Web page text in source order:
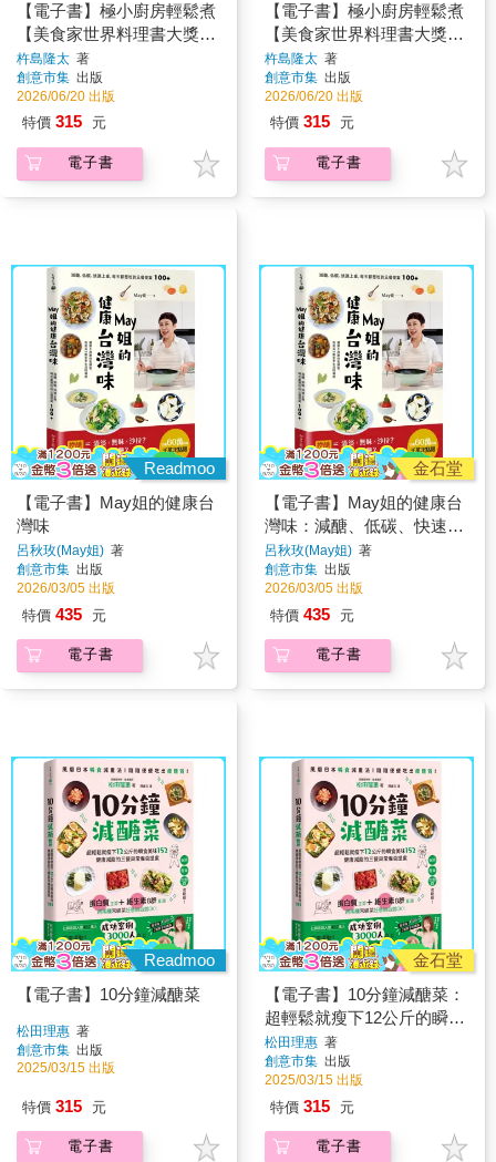
【電子書】極小廚房輕鬆煮
【美食家世界料理書大獎冠
軍】
杵島隆太 著
創意市集 出版
2026/06/20 出版
特價 315 元
電子書
【電子書】極小廚房輕鬆煮
【美食家世界料理書大獎冠
軍】：能開火就超會煮！73
道超省時方便的零失敗餐桌
美味
杵島隆太 著
創意市集 出版
2026/06/20 出版
特價 315 元
電子書
Readmoo
【電子書】May姐的健康台
灣味
呂秋玫(May姐) 著
創意市集 出版
2026/03/05 出版
特價 435 元
電子書
金石堂
【電子書】May姐的健康台
灣味：減醣、低碳、快速上
桌，每天都想吃的三餐提案
100+
呂秋玫(May姐) 著
創意市集 出版
2026/03/05 出版
特價 435 元
電子書
Readmoo
【電子書】10分鐘減醣菜
松田理惠 著
創意市集 出版
2025/03/15 出版
特價 315 元
電子書
金石堂
【電子書】10分鐘減醣菜：
超輕鬆就瘦下12公斤的瞬食
美味152，健康減脂的三餐
與常備菜提案
松田理惠 著
創意市集 出版
2025/03/15 出版
特價 315 元
電子書